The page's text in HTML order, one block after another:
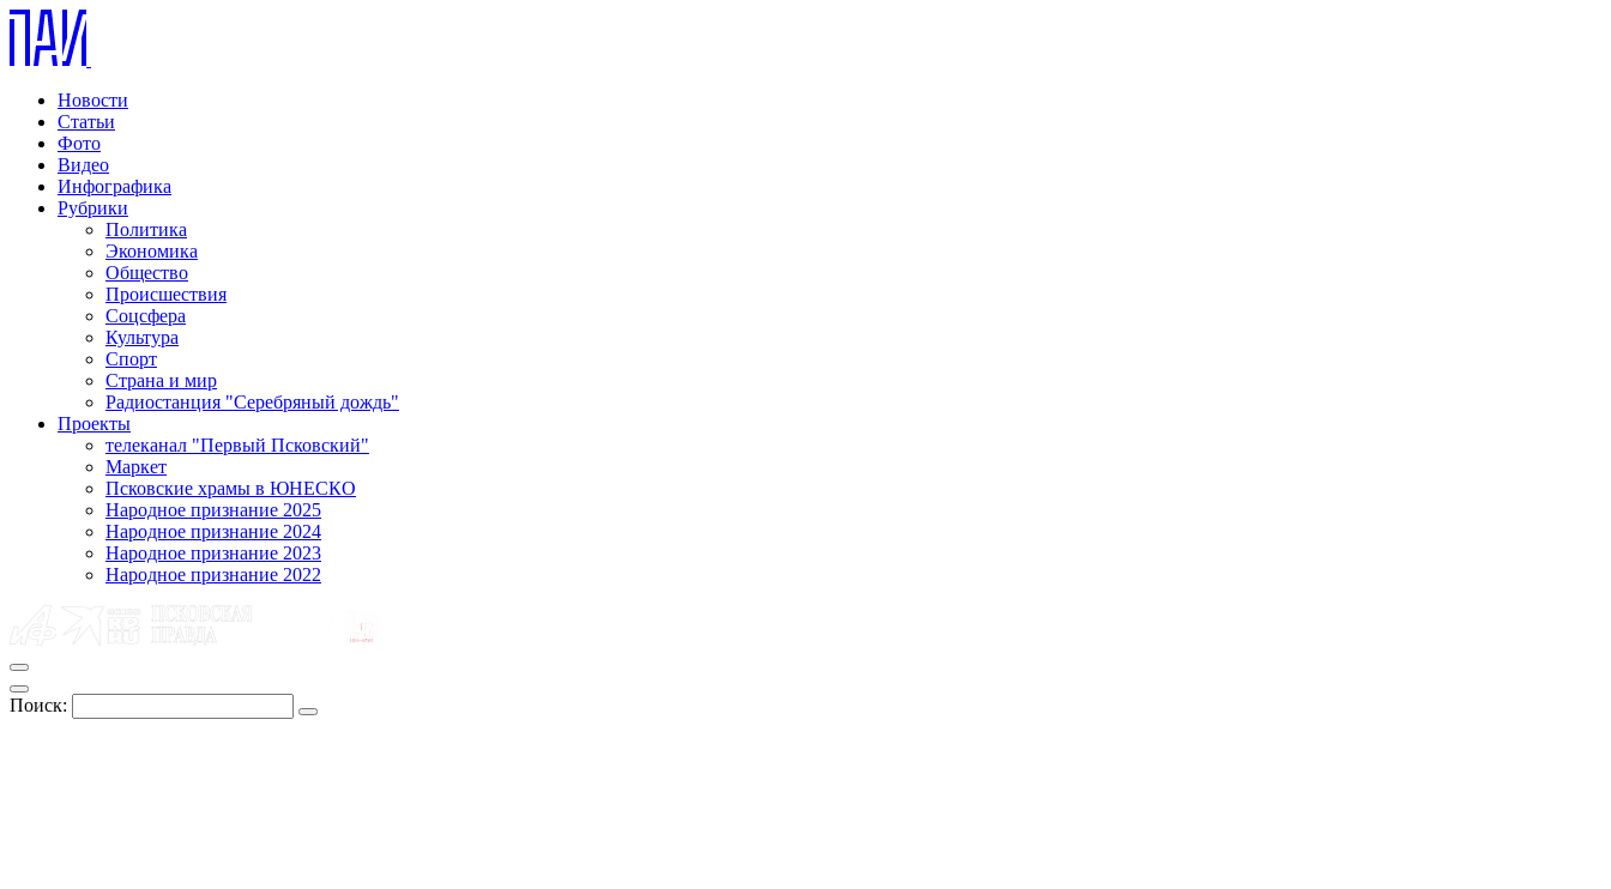
Новости
Статьи
Фото
Видео
Инфографика
Рубрики
Политика
Экономика
Общество
Происшествия
Соцсфера
Культура
Спорт
Страна и мир
Радиостанция "Серебряный дождь"
Проекты
телеканал "Первый Псковский"
Маркет
Псковские храмы в ЮНЕСКО
Народное признание 2025
Народное признание 2024
Народное признание 2023
Народное признание 2022
Поиск: